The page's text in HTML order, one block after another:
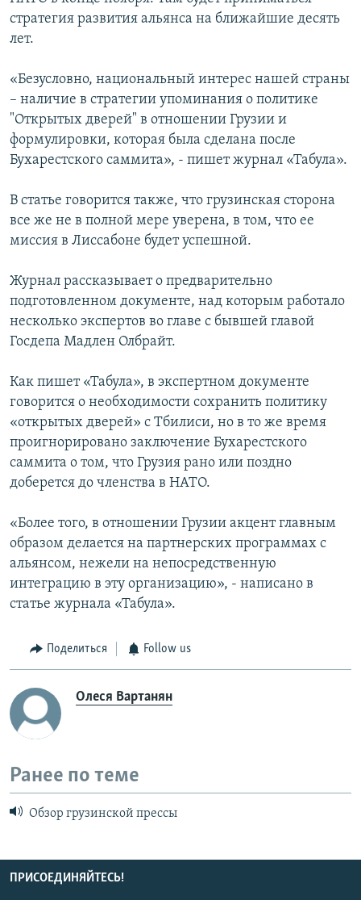
стратегия развития альянса на ближайшие десять
лет.
«Безусловно, национальный интерес нашей страны
– наличие в стратегии упоминания о политике
"Открытых дверей" в отношении Грузии и
формулировки, которая была сделана после
Бухарестского саммита», - пишет журнал «Табула».
В статье говорится также, что грузинская сторона
все же не в полной мере уверена, в том, что ее
миссия в Лиссабоне будет успешной.
Журнал рассказывает о предварительно
подготовленном документе, над которым работало
несколько экспертов во главе с бывшей главой
Госдепа Мадлен Олбрайт.
Как пишет «Табула», в экспертном документе
говорится о необходимости сохранить политику
«открытых дверей» с Тбилиси, но в то же время
проигнорировано заключение Бухарестского
саммита о том, что Грузия рано или поздно
доберется до членства в НАТО.
«Более того, в отношении Грузии акцент главным
образом делается на партнерских программах с
альянсом, нежели на непосредственную
интеграцию в эту организацию», - написано в
статье журнала «Табула».
Поделиться Follow us
Олеся Вартанян
Ранее по теме
Обзор грузинской прессы
ПРИСОЕДИНЯЙТЕСЬ!